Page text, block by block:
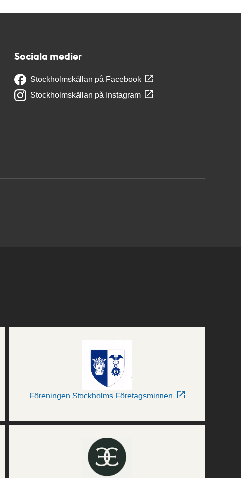
Sociala medier
Stockholmskällan på Facebook
Stockholmskällan på Instagram
Föreningen Stockholms Företagsminnen